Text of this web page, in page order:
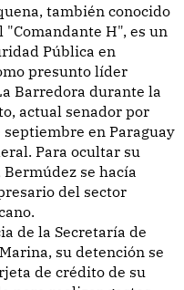
"Comandante H", es un
Pública en
presunto líder
Barredora durante la
actual senador por
en Paraguay
Para ocultar su
se hacía
del sector
de la Secretaría de
su detención se
de crédito de su